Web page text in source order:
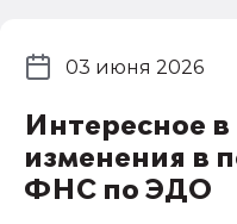
Интересное
изменения в
ФНС по ЭДО
03 июня 2026